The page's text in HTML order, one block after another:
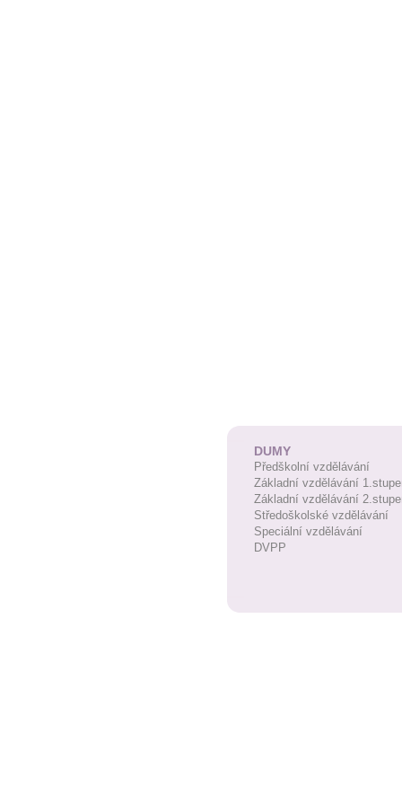
DUMY
Předškolní vzdělávání
Základní vzdělávání
Základní vzdělávání
Středoškolské vzdělávání
Speciální vzdělávání
DVPP